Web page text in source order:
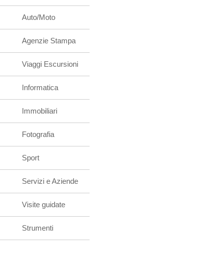
Auto/Moto
Agenzie Stampa
Viaggi Escursioni
Informatica
Immobiliari
Fotografia
Sport
Servizi e Aziende
Visite guidate
Strumenti